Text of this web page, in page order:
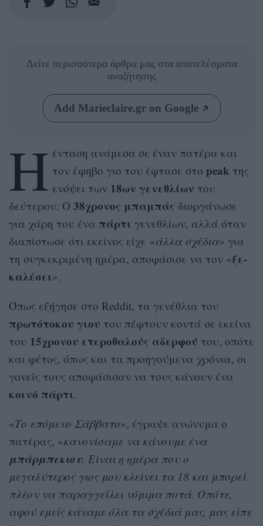
Δείτε περισσότερα άρθρα μας στα αποτελέσματα
αναζήτησης
Add Marieclaire.gr on Google
Η ένταση ανάμεσα σε έναν πατέρα και
τον έφηβο γιο του έφτασε στο peak της
ενόψει των18ων γενεθλίων του
δεύτερου: Ο 38χρονος μπαμπάς διοργάνωσε
για χάρη του ένα πάρτι γενεθλίων, αλλά όταν
διαπίστωσε ότι εκείνος είχε «άλλα σχέδια» για
τη συγκεκριμένη ημέρα, αποφάσισε να τον «ξε-
καλέσει».
Όπως εξήγησε στο Reddit, τα γενέθλια του
πρωτότοκου γιου του πέφτουν κοντά σε εκείνα
του 15χρονου ετεροθαλούς αδερφού του, οπότε
και φέτος, όπως και τα προηγούμενα χρόνια, οι
γονείς τους αποφάσισαν να τους κάνουν ένα
κοινό πάρτι.
«Το επόμενο Σάββατο», έγραψε ανώνυμα ο
πατέρας, «κανονίσαμε να κάνουμε ένα
μπάρμπεκιου. Είναι η ημέρα που ο
μεγαλύτερος γιος μου κλείνει τα 18 και μπορεί
πλέον να παραγγείλει νόμιμα ποτά. Οπότε,
αφού εμείς κάναμε όλα τα σχέδιά μας, μας είπε